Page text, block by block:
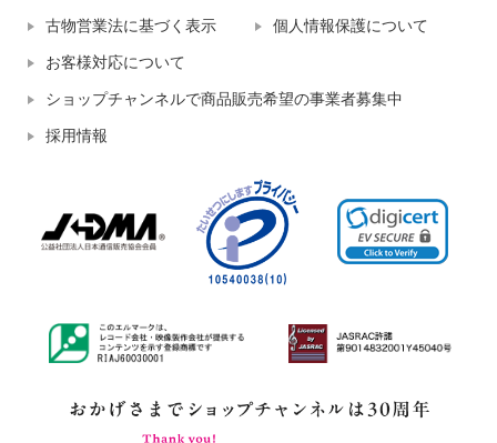
古物営業法に基づく表示 個人情報保護について
お客様対応について
ショップチャンネルで商品販売希望の事業者募集中
採用情報